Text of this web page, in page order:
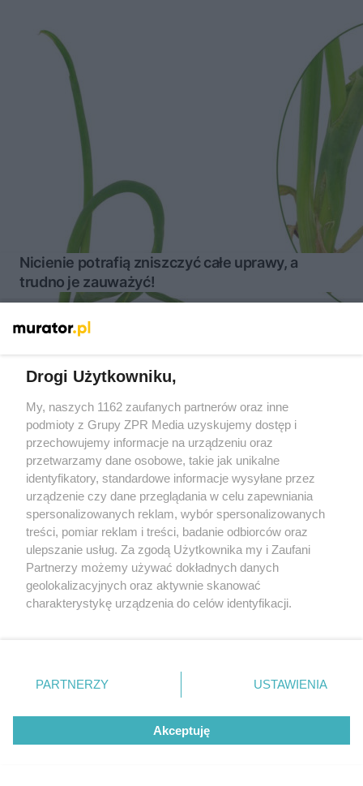
Nicienie potrafią zniszczyć całe uprawy, a
trudno je zauważyć!
Wgryzka szczypiorka atakuje cebulę i pory. Jak
Żaden utwór zamieszczony w serwisie nie może być powielany i
Drogi Użytkowniku,
My, naszych 1162 zaufanych partnerów oraz inne
podmioty z Grupy ZPR Media uzyskujemy dostęp i
przechowujemy informacje na urządzeniu oraz
przetwarzamy dane osobowe, takie jak unikalne
identyfikatory, standardowe informacje wysyłane przez
urządzenie czy dane przeglądania w celu zapewniania
spersonalizowanych reklam, wybór spersonalizowanych
treści, pomiar reklam i treści, badanie odbiorców oraz
ulepszanie usług. Za zgodą Użytkownika my i Zaufani
Partnerzy możemy używać dokładnych danych
geolokalizacyjnych oraz aktywnie skanować
charakterystykę urządzenia do celów identyfikacji.
zmienić/wycofać klikając przycisk ustawień prywatności
znajdujący się w lewym dolnym rogu strony
rodzaje przetwarzania danych nie wymagają zgody
użytkownika, ale masz prawo sprzeciwić się takiemu
przetwarzaniu. Preferencje będą miały zastosowanie tylko
PARTNERZY USTAWIENIA
Akceptuję